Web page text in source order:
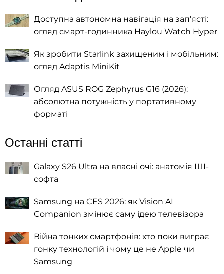
Доступна автономна навігація на зап'ясті:
огляд смарт-годинника Haylou Watch Hyper
Як зробити Starlink захищеним і мобільним:
огляд Adaptis MiniKit
Огляд ASUS ROG Zephyrus G16 (2026):
абсолютна потужність у портативному
форматі
Останні статті
Galaxy S26 Ultra на власні очі: анатомія ШІ-
софта
Samsung на CES 2026: як Vision AI
Companion змінює саму ідею телевізора
Війна тонких смартфонів: хто поки виграє
гонку технологій і чому це не Apple чи
Samsung